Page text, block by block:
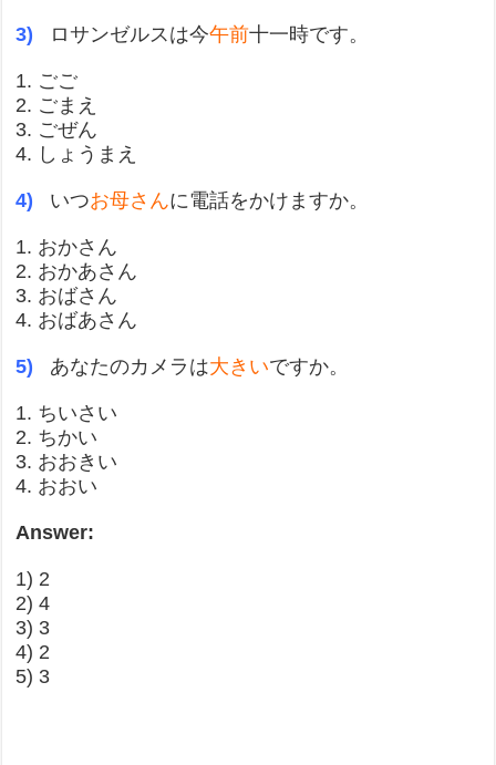
3) ロサンゼルスは今午前十一時です。
1. ごご
2. ごまえ
3. ごぜん
4. しょうまえ
4) いつお母さんに電話をかけますか。
1. おかさん
2. おかあさん
3. おばさん
4. おばあさん
5) あなたのカメラは大きいですか。
1. ちいさい
2. ちかい
3. おおきい
4. おおい
Answer:
1) 2
2) 4
3) 3
4) 2
5) 3